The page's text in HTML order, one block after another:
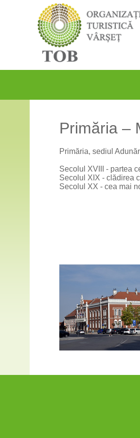
Primăria –
Primăria, sediul
Secolul XVIII - partea
Secolul XIX - clădirea
Secolul XX - cea mai